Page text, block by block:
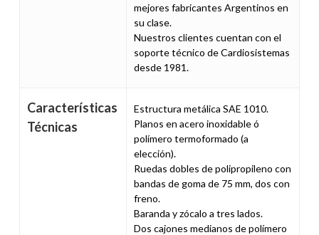
mejores fabricantes Argentinos en
su clase.
Nuestros clientes cuentan con el
soporte técnico de Cardiosistemas
desde 1981.
Características
Técnicas
Estructura metálica SAE 1010.
Planos en acero inoxidable ó
polímero termoformado (a
elección).
Ruedas dobles de polipropileno con
bandas de goma de 75 mm, dos con
freno.
Baranda y zócalo a tres lados.
Dos cajones medianos de polímero